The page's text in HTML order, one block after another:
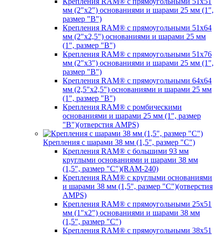
мм (2"х2") основаниями и шарами 25 мм (1",
размер "B")
Крепления RAM® с прямоугольными 51х64
мм (2"х2,5") основаниями и шарами 25 мм
(1", размер "B")
Крепления RAM® с прямоугольными 51х76
мм (2"х3") основаниями и шарами 25 мм (1",
размер "B")
Крепления RAM® с прямоугольными 64х64
мм (2,5"х2,5") основаниями и шарами 25 мм
(1", размер "B")
Крепления RAM® с ромбическими
основаниями и шарами 25 мм (1", размер
"B")(отверстия AMPS)
Крепления с шарами 38 мм (1,5", размер "C")
Крепления RAM® с большими 93 мм
круглыми основаниями и шарами 38 мм
(1,5", размер "C")(RAM-240)
Крепления RAM® с круглыми основаниями
и шарами 38 мм (1,5", размер "C")(отверстия
AMPS)
Крепления RAM® с прямоугольными 25х51
мм (1"х2") основаниями и шарами 38 мм
(1,5", размер "C")
Крепления RAM® с прямоугольными 38х51